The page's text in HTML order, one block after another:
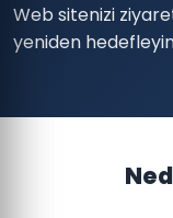
Web sitenizi
yeniden